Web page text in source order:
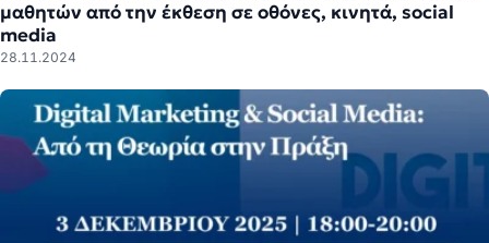
μαθητών από την έκθεση σε οθόνες, κινητά, social
media
28.11.2024